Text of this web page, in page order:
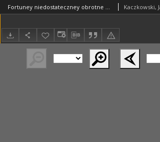
Fortuney niedostateczney obrotne koło Przy Dźiedźicznym Godźiembie Jaśńie Wielmożnego Pana, Pana IE[g] [M]ośći X. Stanisława z Lubrańca Dąmbskiego. Z Ł[aski] B[ożej] biskupa chełmskiego administratora (sede vacante) biskupstwa kuiawskiego, y pomorskiego, proboszcza wrocławskiego [et]c, [et]c. Za wiazdem na swą Godność zatrzymane, y Iemu w dalszą Z opatrznośći Boskiey obowiązane